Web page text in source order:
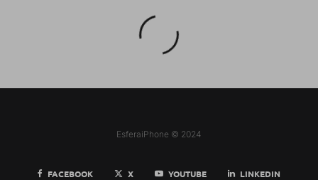
EsferaiPhone © 2024
FACEBOOK X YOUTUBE LINKEDIN